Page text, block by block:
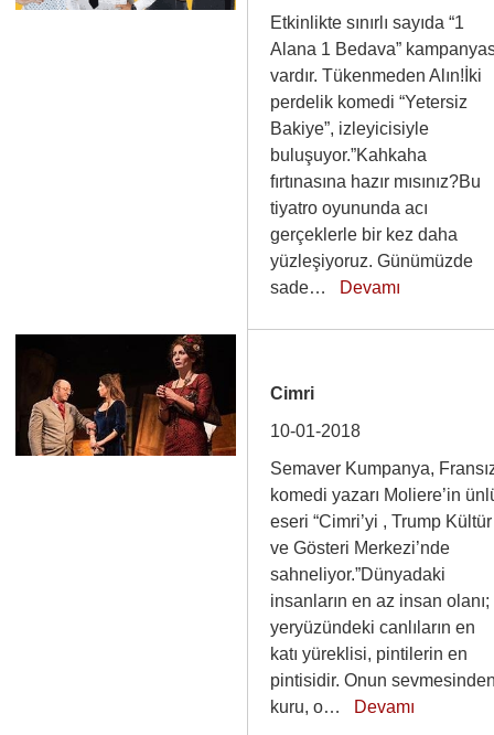
Etkinlikte sınırlı sayıda “1
Alana 1 Bedava”
vardır. Tükenmeden Alın!İki
perdelik komedi “Yetersiz
Bakiye”, izleyicisiyle
buluşuyor.”Kahkaha
fırtınasına hazır mısınız?Bu
tiyatro oyununda acı
gerçeklerle bir kez daha
yüzleşiyoruz. Günümüzde
sade… Devamı
Cimri
10-01-2018
Semaver Kumpanya,
komedi yazarı Moliere’in
eseri “Cimri’yi , Trump Kültür
ve Gösteri Merkezi’nde
sahneliyor.”Dünyadaki
insanların en az insan olanı;
yeryüzündeki canlıların en
katı yüreklisi, pintilerin en
pintisidir. Onun
kuru, o… Devamı